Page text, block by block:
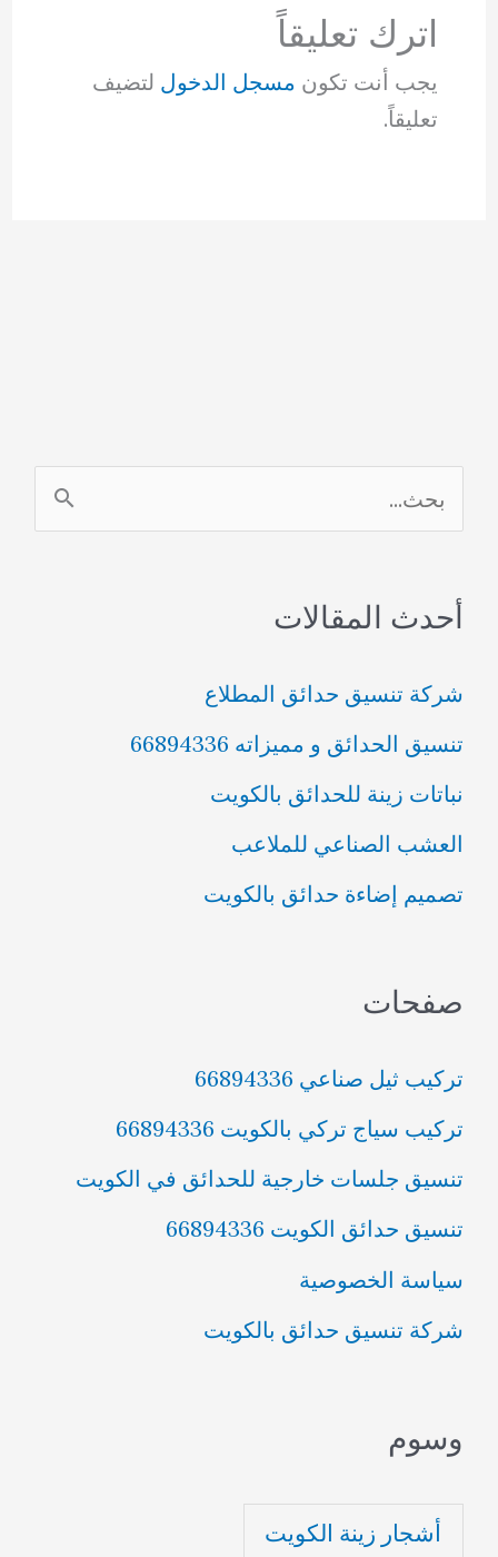
اترك تعليقاً
يجب أنت تكون مسجل الدخول لتضيف
تعليقاً.
ل
ح
ع
ن
:
أحدث المقالات
شركة تنسيق حدائق المطلاع
تنسيق الحدائق و مميزاته 66894336
نباتات زينة للحدائق بالكويت
العشب الصناعي للملاعب
تصميم إضاءة حدائق بالكويت
صفحات
تركيب ثيل صناعي 66894336
تركيب سياج تركي بالكويت 66894336
تنسيق جلسات خارجية للحدائق في الكويت
تنسيق حدائق الكويت 66894336
سياسة الخصوصية
شركة تنسيق حدائق بالكويت
وسوم
أشجار زينة الكويت